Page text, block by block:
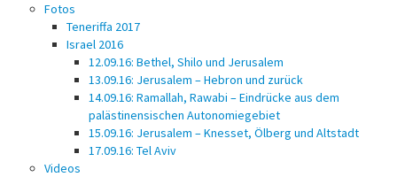
Fotos
Teneriffa 2017
Israel 2016
12.09.16: Bethel, Shilo und Jerusalem
13.09.16: Jerusalem – Hebron und zurück
14.09.16: Ramallah, Rawabi – Eindrücke aus dem
palästinensischen Autonomiegebiet
15.09.16: Jerusalem – Knesset, Ölberg und Altstadt
17.09.16: Tel Aviv
Videos